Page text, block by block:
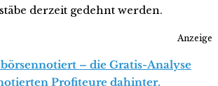
derzeit gedehnt werden.
Anzeige
– die Gratis-Analyse
Profiteure dahinter.